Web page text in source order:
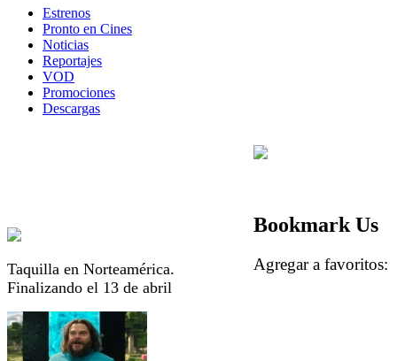
Estrenos
Pronto en Cines
Noticias
Reportajes
VOD
Promociones
Descargas
Taquilla en Norteamérica.
Finalizando el 13 de abril
Bookmark Us
Agregar a